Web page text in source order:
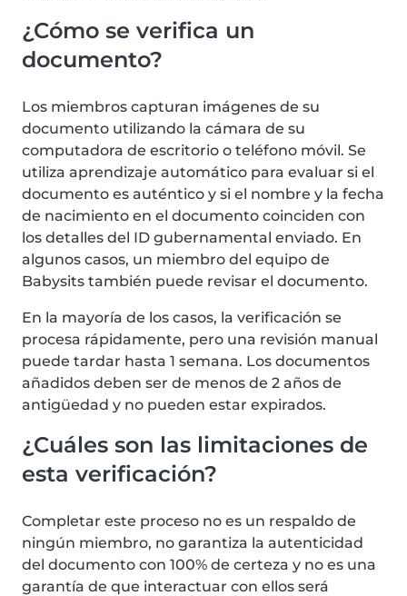
¿Cómo se verifica un
documento?
Los miembros capturan imágenes de su
documento utilizando la cámara de su
computadora de escritorio o teléfono móvil. Se
utiliza aprendizaje automático para evaluar si el
documento es auténtico y si el nombre y la fecha
de nacimiento en el documento coinciden con
los detalles del ID gubernamental enviado. En
algunos casos, un miembro del equipo de
Babysits también puede revisar el documento.
En la mayoría de los casos, la verificación se
procesa rápidamente, pero una revisión manual
puede tardar hasta 1 semana. Los documentos
añadidos deben ser de menos de 2 años de
antigüedad y no pueden estar expirados.
¿Cuáles son las limitaciones de
esta verificación?
Completar este proceso no es un respaldo de
ningún miembro, no garantiza la autenticidad
del documento con 100% de certeza y no es una
garantía de que interactuar con ellos será